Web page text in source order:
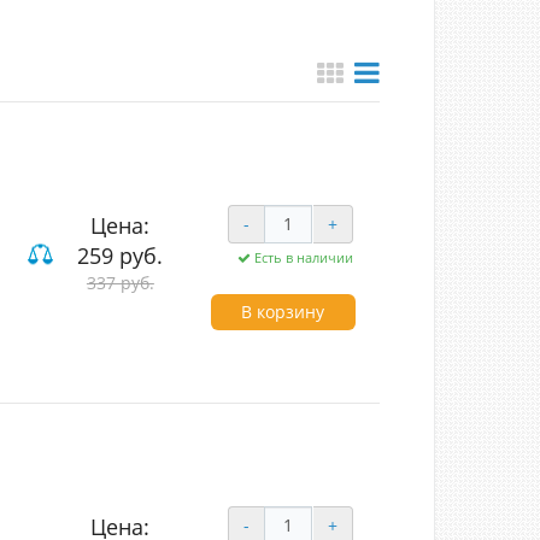
Цена:
259 руб.
337 руб.
- +
Есть в наличии
В корзину
Цена: - +